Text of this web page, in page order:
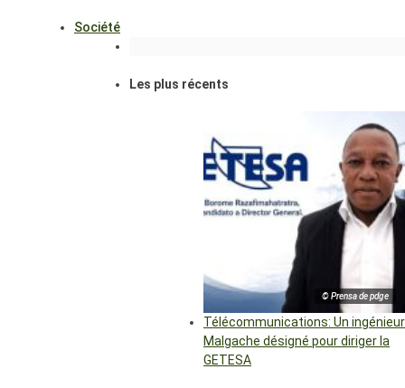
Société
Les plus récents
© Prensa de pdge
Télécommunications: Un ingénieur
Malgache désigné pour diriger la
GETESA